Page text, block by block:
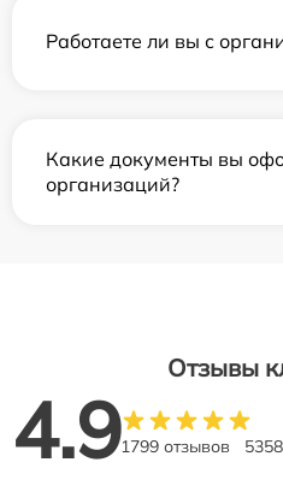
Работаете ли вы с
Какие документы вы
организаций?
Отзывы
4.91799 отзывов